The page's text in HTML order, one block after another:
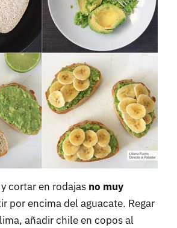
cortar en rodajas no muy
por encima del aguacate. Regar
añadir chile en copos al